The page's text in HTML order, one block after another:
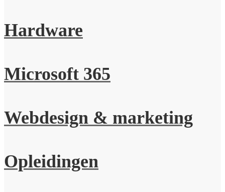
Hardware
Microsoft 365
Webdesign & marketing
Opleidingen